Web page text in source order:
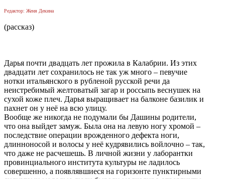
Редактор: Женя Декина
(рассказ)
Дарья почти двадцать лет прожила в Калабрии. Из этих
двадцати лет сохранилось не так уж много – певучие
нотки итальянского в рубленой русской речи да
неистребимый желтоватый загар и россыпь веснушек на
сухой коже плеч. Дарья выращивает на балконе базилик и
пахнет он у неё на всю улицу.
Вообще же никогда не подумали бы Дашины родители,
что она выйдет замуж. Была она на левую ногу хромой –
последствие операции врожденного дефекта ноги,
длинноносой и волосы у неё кудрявились войлочно – так,
что даже не расчешешь. В личной жизни у лаборантки
провинциального института культуры не ладилось
совершенно, а появлявшиеся на горизонте пунктирными